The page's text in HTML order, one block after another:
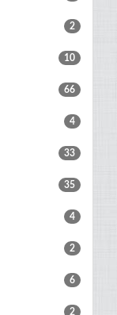
2
10
66
4
33
35
4
2
6
2